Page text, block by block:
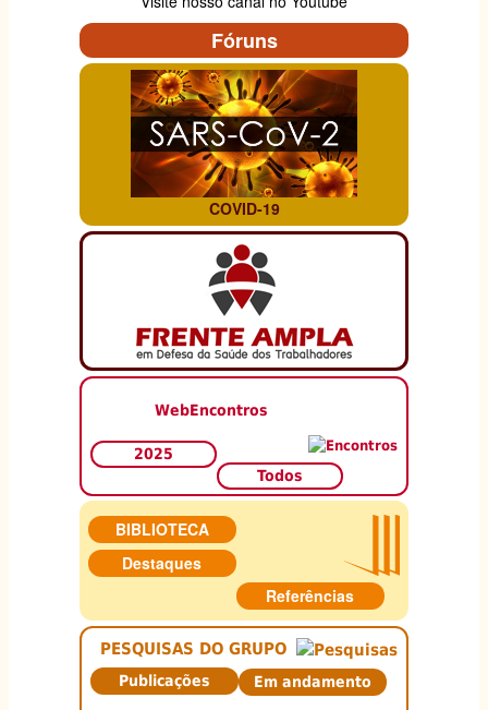
Fóruns
COVID-19
WebEncontros
2025
Todos
BIBLIOTECA
Destaques
Referências
PESQUISAS DO GRUPO
Publicações Em andamento